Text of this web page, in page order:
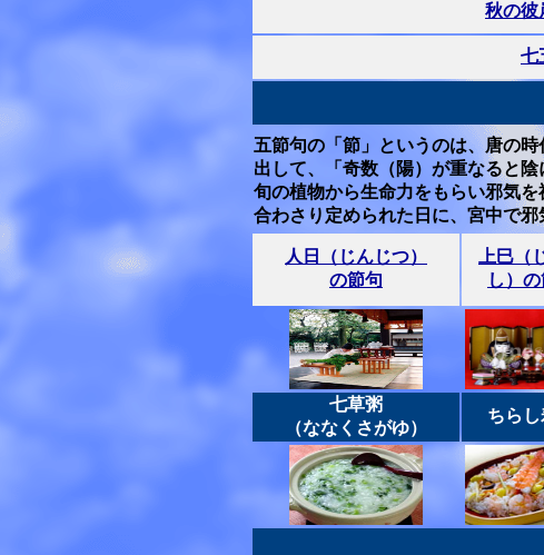
秋の彼
七
五節句の「節」というのは、唐の
出して、「奇数（陽）が重なると
旬の植物から生命力をもらい邪気
合わさり定められた日に、宮中で
人日（じんじつ）
の節句
上巳（
し）
七草粥
（ななくさがゆ）
ちらし